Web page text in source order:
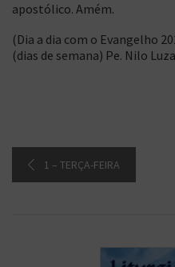
apostólico. Amém.
(Dia a dia com o Evangelho
(dias de semana) Pe. Nilo
1 – TERÇA-FEIRA